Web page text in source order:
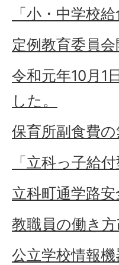
「小・中学校
定例教育委員
令和元年10月1
した。
保育所副食費
「立科っ子給
立科町通学路
教職員の働き
公立学校情報